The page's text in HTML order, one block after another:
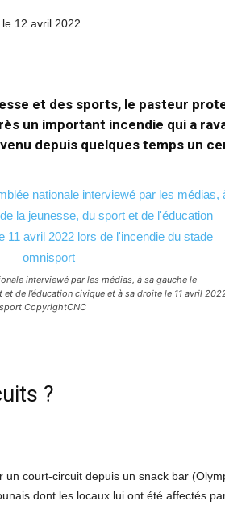
12 avril 2022
et des sports, le pasteur
un important incendie qui a
depuis quelques temps un
interviewé par les médias, à sa gauche le
de l’éducation civique et à sa droite le 11 avril
CopyrightCNC
?
court-circuit depuis un snack bar
dont les locaux lui ont été affectés